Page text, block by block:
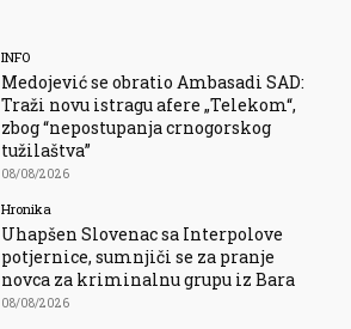
INFO
Medojević se obratio Ambasadi SAD:
Traži novu istragu afere „Telekom“,
zbog “nepostupanja crnogorskog
tužilaštva”
08/08/2026
Hronika
Uhapšen Slovenac sa Interpolove
potjernice, sumnjiči se za pranje
novca za kriminalnu grupu iz Bara
08/08/2026